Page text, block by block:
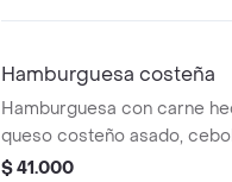
Hamburguesa costeña
Hamburguesa con carne
queso costeño asado,
chorizo de ternera, salsa
$ 41.000